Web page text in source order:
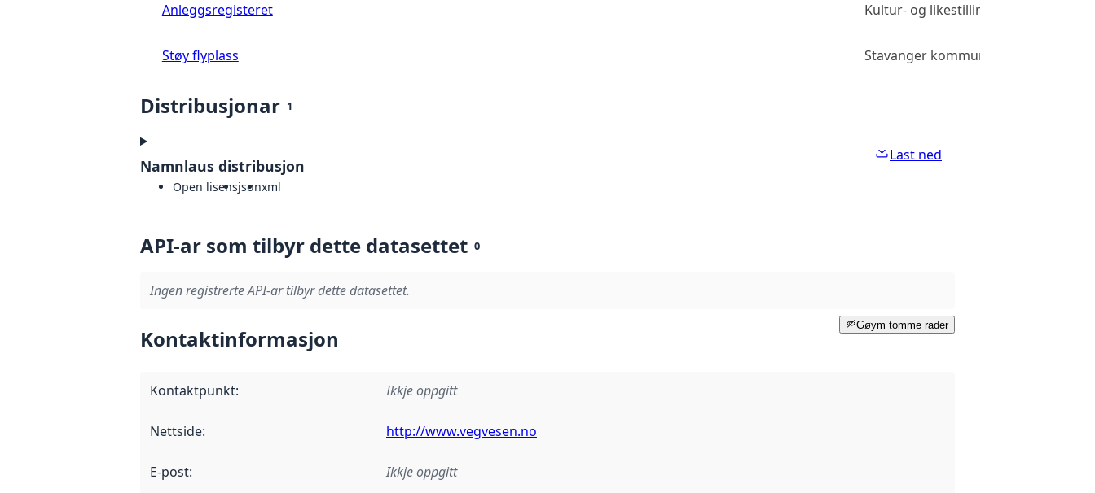
Anleggsregisteret Kultur- og likestillingsdepartementet
Støy flyplass Stavanger kommune
Distribusjonar 1
Namnlaus distribusjon
Open lisensjsonxml
Last ned
API-ar som tilbyr dette datasettet 0
Ingen registrerte API-ar tilbyr dette datasettet.
Gøym tomme rader
Kontaktinformasjon
Kontaktpunkt: Ikkje oppgitt
Nettside: http://www.vegvesen.no
E-post: Ikkje oppgitt